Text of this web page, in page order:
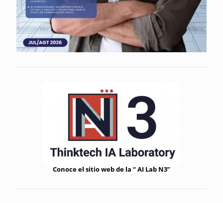
Conoce el sitio web de la “ AI Lab N3”